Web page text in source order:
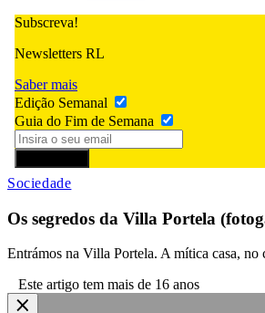
Subscreva!
Newsletters RL
Saber mais
Edição Semanal
Guia do Fim de Semana
Sociedade
Os segredos da Villa Portela
Entrámos na Villa Portela. A mítica casa, no
Este artigo tem mais de 16 anos